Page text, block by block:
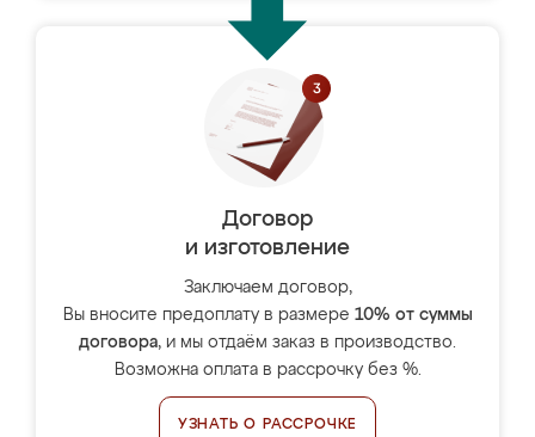
Договор
и изготовление
Заключаем договор,
Вы вносите предоплату в размере 10% от суммы
договора, и мы отдаём заказ в производство.
Возможна оплата в рассрочку без %.
УЗНАТЬ О РАССРОЧКЕ